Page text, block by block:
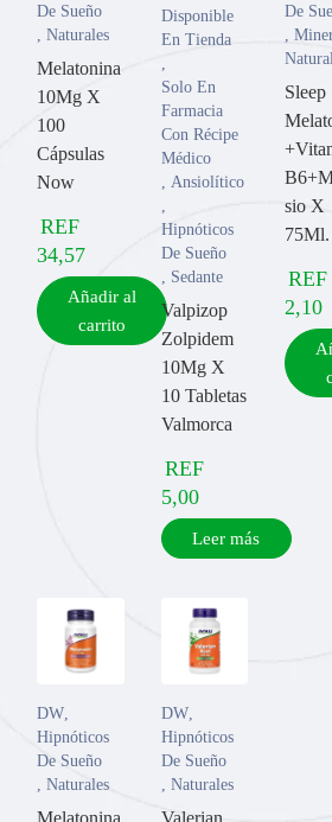
De Sueño
Naturales
Melatonina
10Mg X
100
Cápsulas
Now
REF
34,57
Añadir al
carrito
Disponible
En Tienda
Solo En
Farmacia
Con Récipe
Médico
Ansiolítico
Hipnóticos
De Sueño
Sedante
Valpizop
Zolpidem
10Mg X
10 Tabletas
Valmorca
REF
5,00
Leer más
De
Sleep
sio X
REF
2,10
DW,
Hipnóticos
De Sueño
, Naturales
Melatonina
DW,
Hipnóticos
De Sueño
, Naturales
Valerian